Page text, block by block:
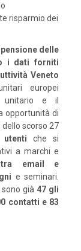
risparmio dei
delle
i dati forniti
Veneto
europei
unitario e il
opportunità di
scorso 27
che si
a marchi e
email e
e seminari.
sono già 47 gli
contatti e 83